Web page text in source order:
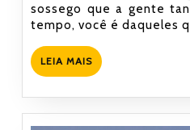
praias
na
Rota
sossego que a gente
tempo, você é daqueles
LEIA MAISLEIA
MAIS